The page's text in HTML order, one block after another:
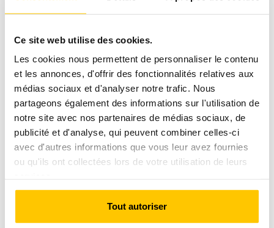
Ce site web utilise des cookies.
Les cookies nous permettent de personnaliser le contenu
et les annonces, d'offrir des fonctionnalités relatives aux
médias sociaux et d'analyser notre trafic. Nous
partageons également des informations sur l'utilisation de
notre site avec nos partenaires de médias sociaux, de
publicité et d'analyse, qui peuvent combiner celles-ci
avec d'autres informations que vous leur avez fournies
ou qu'ils ont collectées lors de votre utilisation de leurs
Tout autoriser